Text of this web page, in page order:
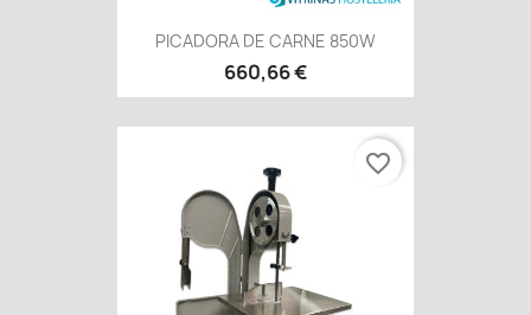
PICADORA DE CARNE 850W
660,66 €
favorite_border